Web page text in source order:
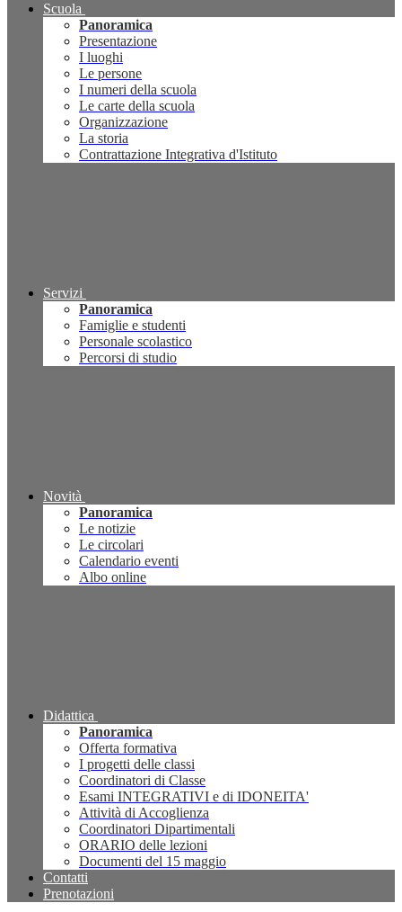
Scuola
Panoramica
Presentazione
I luoghi
Le persone
I numeri della scuola
Le carte della scuola
Organizzazione
La storia
Contrattazione Integrativa d'Istituto
Servizi
Panoramica
Famiglie e studenti
Personale scolastico
Percorsi di studio
Novità
Panoramica
Le notizie
Le circolari
Calendario eventi
Albo online
Didattica
Panoramica
Offerta formativa
I progetti delle classi
Coordinatori di Classe
Esami INTEGRATIVI e di IDONEITA'
Attività di Accoglienza
Coordinatori Dipartimentali
ORARIO delle lezioni
Documenti del 15 maggio
Contatti
Prenotazioni